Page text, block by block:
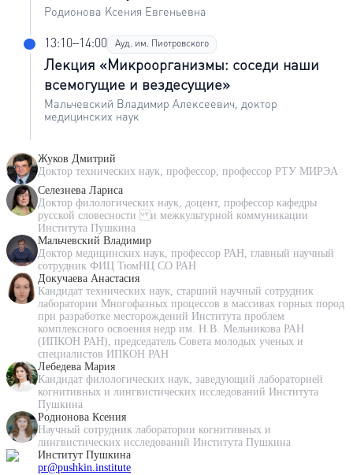
Родионова Ксения Евгеньевна
13:10–14:00 Ауд. им. Пиотровского
Лекция «Микроорганизмы: соседи наши
всемогущие и вездесущие»
Мальчевский Владимир Алексеевич, доктор
медицинских наук
Жуков Дмитрий
Доктор технических наук, профессор, профессор РТУ МИРЭА
Селезнева Лариса
Доктор филологических наук, доцент, профессор кафедры
русской словесности и межкультурной коммуникации
Института Пушкина
Мальчевский Владимир
Доктор медицинских наук, профессор РАН, главный научный
сотрудник ФИЦ ТюмНЦ СО РАН
Докучаева Анастасия
Кандидат технических наук, старший научный сотрудник
лаборатории Многофазных процессов в массивах горных пород
при разработке месторождений Института проблем
комплексного освоения недр им. Н.В. Мельникова РАН
(ИПКОН РАН), председатель Совета молодых ученых и
специалистов ИПКОН РАН
Лебедева Мария
Кандидат филологических наук, заведующий лабораторией
когнитивных и лингвистических исследований Института
Пушкина
Родионова Ксения
Научный сотрудник лаборатории когнитивных и
лингвистических исследований Института Пушкина
Институт Пушкина
pr@pushkin.institute